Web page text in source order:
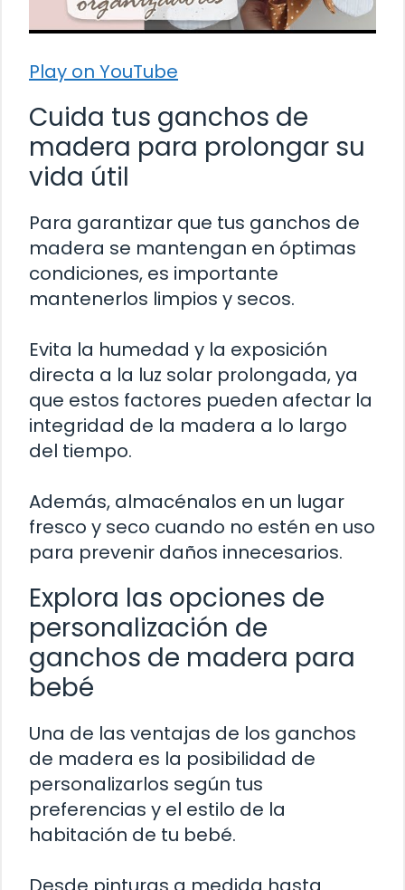
Play on YouTube
Cuida tus ganchos de
madera para prolongar su
vida útil
Para garantizar que tus ganchos de
madera se mantengan en óptimas
condiciones, es importante
mantenerlos limpios y secos.
Evita la humedad y la exposición
directa a la luz solar prolongada, ya
que estos factores pueden afectar la
integridad de la madera a lo largo
del tiempo.
Además, almacénalos en un lugar
fresco y seco cuando no estén en uso
para prevenir daños innecesarios.
Explora las opciones de
personalización de
ganchos de madera para
bebé
Una de las ventajas de los ganchos
de madera es la posibilidad de
personalizarlos según tus
preferencias y el estilo de la
habitación de tu bebé.